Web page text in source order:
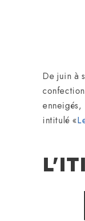
De juin à
enneigés,
intitulé «